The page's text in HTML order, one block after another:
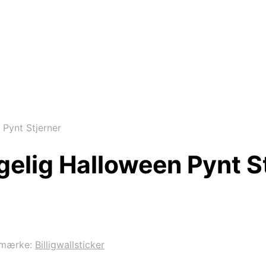
Stjerner
Halloween Pynt
Billigwallsticker